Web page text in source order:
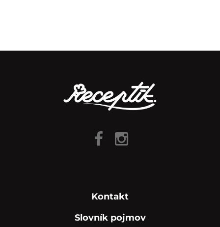
Kontakt
Slovník pojmov